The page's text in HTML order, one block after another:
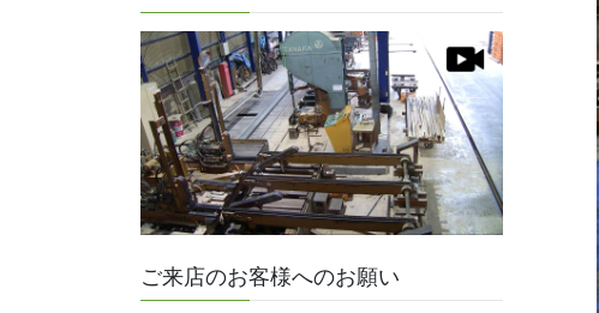
ご来店のお客様へのお願い